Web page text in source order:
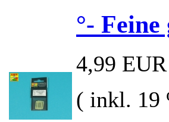
°-
4,99 EUR
( inkl. 19